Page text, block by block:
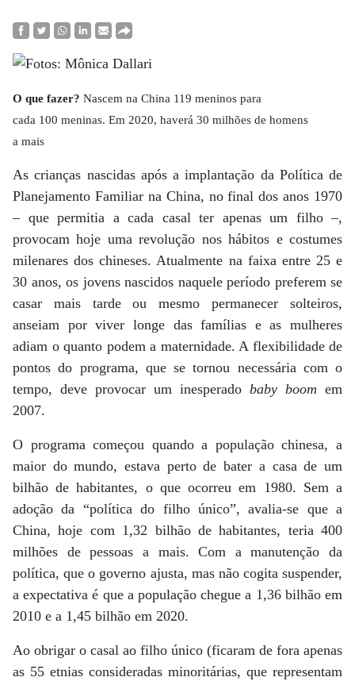
O que fazer? Nascem na China 119 meninos para
cada 100 meninas. Em 2020, haverá 30 milhões de homens
a mais
As crianças nascidas após a implantação da Política de
Planejamento Familiar na China, no final dos anos 1970
– que permitia a cada casal ter apenas um filho –,
provocam hoje uma revolução nos hábitos e costumes
milenares dos chineses. Atualmente na faixa entre 25 e
30 anos, os jovens nascidos naquele período preferem se
casar mais tarde ou mesmo permanecer solteiros,
anseiam por viver longe das famílias e as mulheres
adiam o quanto podem a maternidade. A flexibilidade de
pontos do programa, que se tornou necessária com o
tempo, deve provocar um inesperado baby boom em
2007.
O programa começou quando a população chinesa, a
maior do mundo, estava perto de bater a casa de um
bilhão de habitantes, o que ocorreu em 1980. Sem a
adoção da “política do filho único”, avalia-se que a
China, hoje com 1,32 bilhão de habitantes, teria 400
milhões de pessoas a mais. Com a manutenção da
política, que o governo ajusta, mas não cogita suspender,
a expectativa é que a população chegue a 1,36 bilhão em
2010 e a 1,45 bilhão em 2020.
Ao obrigar o casal ao filho único (ficaram de fora apenas
as 55 etnias consideradas minoritárias, que representam